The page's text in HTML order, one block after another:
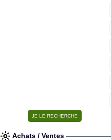
Achats / Ventes